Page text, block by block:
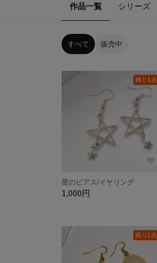
作品一覧 シリーズ
すべて 販売中
残り1点
星のピアス/イヤリング
1,000円
残り1点